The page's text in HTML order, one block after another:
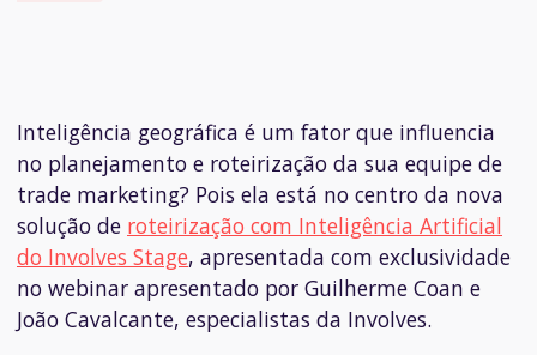
Inteligência geográfica é um fator que influencia
no planejamento e roteirização da sua equipe de
trade marketing? Pois ela está no centro da nova
solução de roteirização com Inteligência Artificial
do Involves Stage, apresentada com exclusividade
no webinar apresentado por Guilherme Coan e
João Cavalcante, especialistas da Involves.